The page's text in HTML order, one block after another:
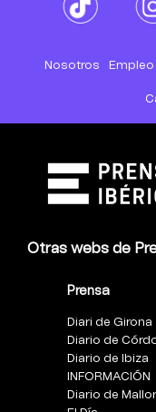
Nosotros Empleo
Otras webs de
Prensa
Diari de Girona
Diario de
Diario de Ibiza
INFORMACIÓN
Diario de